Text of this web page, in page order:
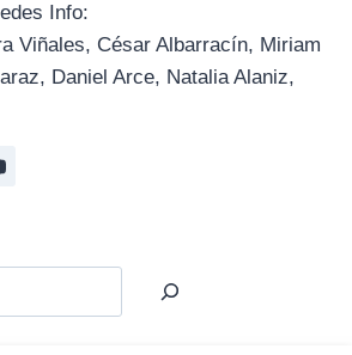
Info:
Viñales, César Albarracín, Miriam
Daniel Arce, Natalia Alaniz,